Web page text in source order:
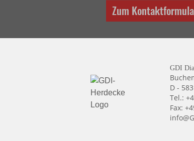
Zum
GDI
D -
Tel.:
Fax: